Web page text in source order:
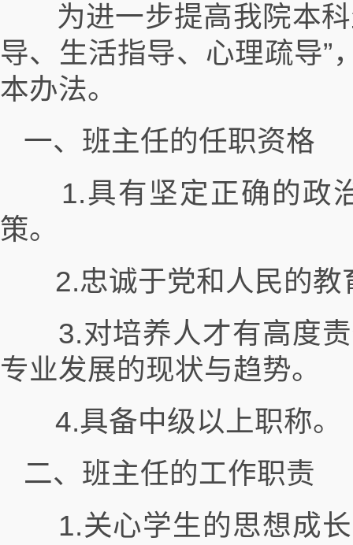
为进一步提高我院本科
导、生活指导、心理疏导”
本办法。
一、班主任的任职资格
1.具有坚定正确的政
策。
2.忠诚于党和人民的教
3.对培养人才有高度责
专业发展的现状与趋势。
4.具备中级以上职称。
二、班主任的工作职责
1.关心学生的思想成长